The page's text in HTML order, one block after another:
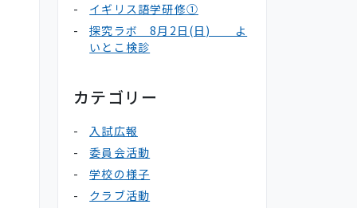
イギリス語学研修①
探究ラボ 8月2日(日) よ
いとこ検診
カテゴリー
入試広報
委員会活動
学校の様子
クラブ活動